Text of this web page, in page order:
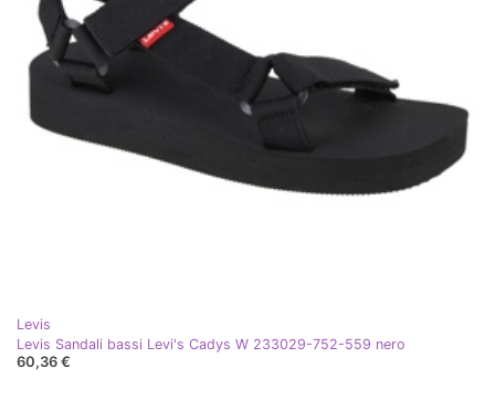
Levis
Levis Sandali bassi Levi's Cadys W 233029-752-559 nero
60,36 €